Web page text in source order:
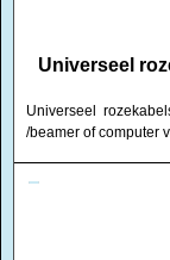
Universeel
Universeel
/beamer of computer